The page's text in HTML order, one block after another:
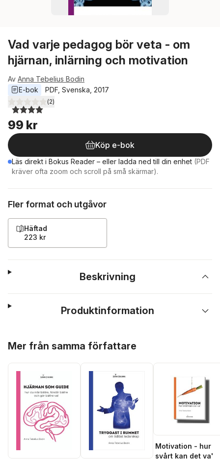
Vad varje pedagog bör veta - om
hjärnan, inlärning och motivation
Av Anna Tebelius Bodin
E-bok
PDF Svenska 2017
4,0utav 5 stjärnor. Totalt antal röster:
(2)
99 kr
Köp e-bok
Läs direkt i Bokus Reader – eller ladda ned till din enhet (PDF
kräver ofta zoom och scroll på små skärmar).
Fler format och utgåvor
Häftad
223 kr
Beskrivning
Produktinformation
Mer från samma författare
Motivation - hur
svårt kan det va'